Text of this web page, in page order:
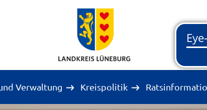
Verwaltung Kreispolitik